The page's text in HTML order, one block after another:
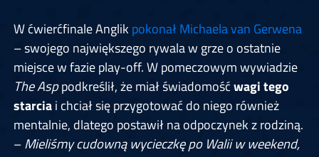
W ćwierćfinale Anglik pokonał Michaela van Gerwena
– swojego największego rywala w grze o ostatnie
miejsce w fazie play-off. W pomeczowym wywiadzie
The Asppodkreślił, że miał świadomośćwagi tego
starciai chciał się przygotować do niego również
mentalnie, dlatego postawił na odpoczynek z rodziną.
–Mieliśmy cudowną wycieczkę po Walii w weekend,